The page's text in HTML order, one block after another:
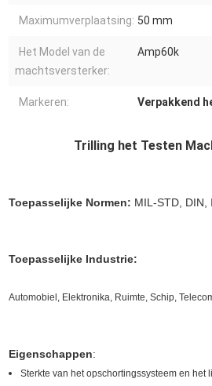
Maximumverplaatsing: 50 mm
Het Model van de
machtsversterker:
Amp60k
Markeren: Verpakkend
Trilling het Testen
Toepasselijke Normen: MIL-STD, DIN,
Toepasselijke Industrie:
Automobiel, Elektronika, Ruimte, Schip,
Eigenschappen:
Sterkte van het opschortingssysteem en